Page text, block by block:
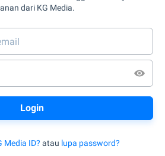
dari KG Media.
Media ID? atau lupa password?